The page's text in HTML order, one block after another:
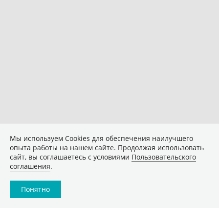
Мы используем Сookies для обеспечения наилучшего
опыта работы на нашем сайте. Продолжая использовать
сайт, вы соглашаетесь с условиями Пользовательского
соглашения.
Понятно